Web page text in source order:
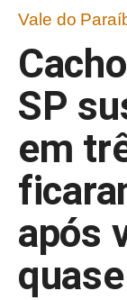
Vale do
SP
em
após